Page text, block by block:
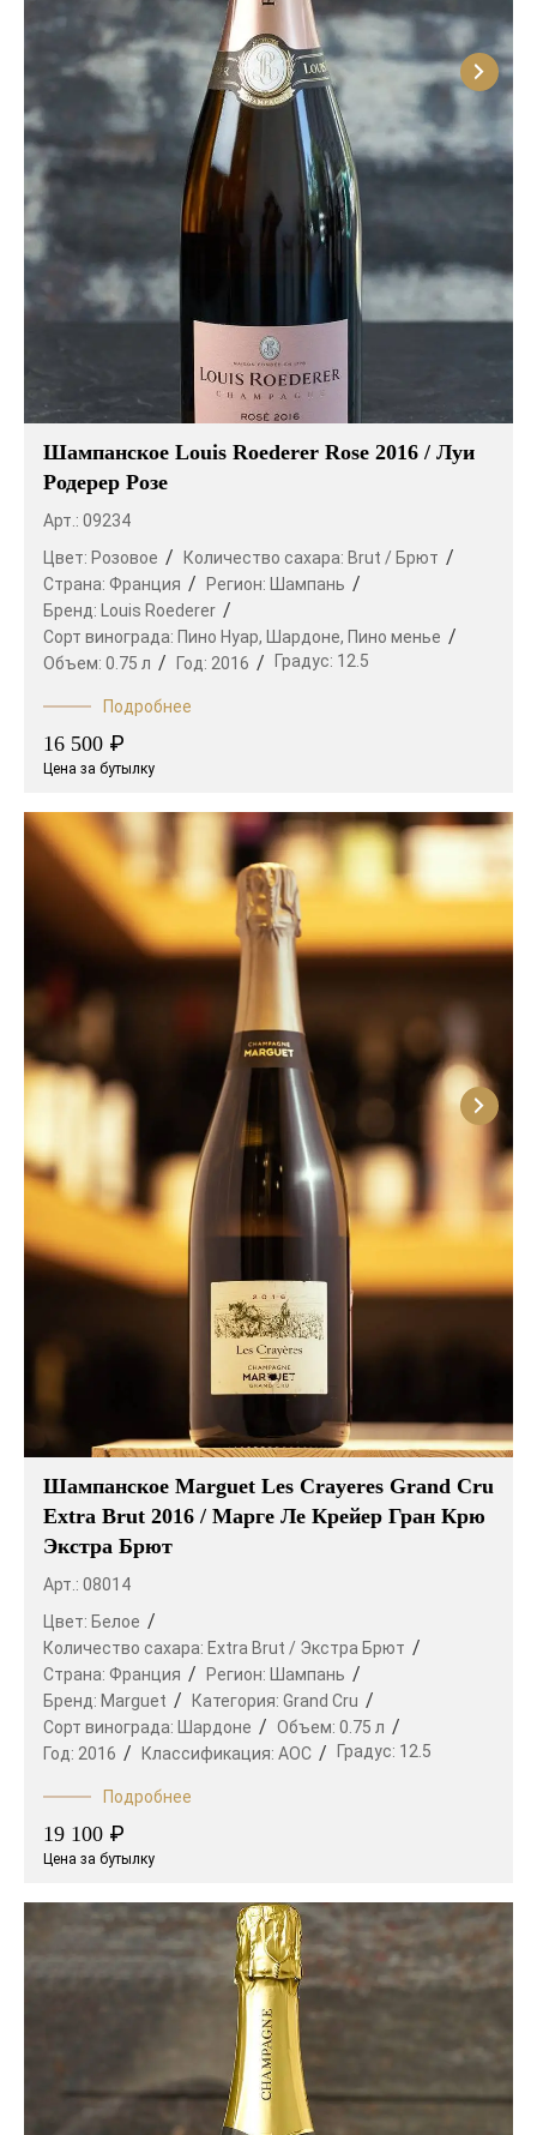
Шампанское Louis Roederer Rose 2016 / Луи
Родерер Розе
Арт.: 09234
Цвет: Розовое Количество сахара: Brut / Брют
Страна: Франция Регион: Шампань
Бренд: Louis Roederer
Сорт винограда: Пино Нуар, Шардоне, Пино менье
Объем: 0.75 л Год: 2016 Градус: 12.5
Подробнее
16 500 ₽
Цена за бутылку
Шампанское Marguet Les Crayeres Grand Cru
Extra Brut 2016 / Марге Ле Крейер Гран Крю
Экстра Брют
Арт.: 08014
Цвет: Белое
Количество сахара: Extra Brut / Экстра Брют
Страна: Франция Регион:
Шампань
Бренд: Marguet Категория: Grand Cru
Сорт винограда:
Шардоне Объем: 0.75 л
Год: 2016 Классификация: AOC Градус: 12.5
Подробнее
19 100 ₽
Цена за бутылку